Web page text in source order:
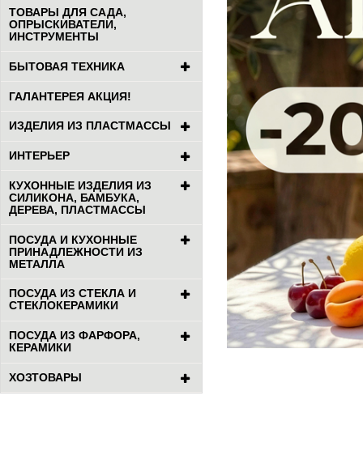
ТОВАРЫ ДЛЯ САДА,
ОПРЫСКИВАТЕЛИ,
ИНСТРУМЕНТЫ
БЫТОВАЯ ТЕХНИКА
ГАЛАНТЕРЕЯ АКЦИЯ!
ИЗДЕЛИЯ ИЗ ПЛАСТМАССЫ
ИНТЕРЬЕР
КУХОННЫЕ ИЗДЕЛИЯ ИЗ
СИЛИКОНА, БАМБУКА,
ДЕРЕВА, ПЛАСТМАССЫ
ПОСУДА И КУХОННЫЕ
ПРИНАДЛЕЖНОСТИ ИЗ
МЕТАЛЛА
ПОСУДА ИЗ СТЕКЛА И
СТЕКЛОКЕРАМИКИ
ПОСУДА ИЗ ФАРФОРА,
КЕРАМИКИ
ХОЗТОВАРЫ